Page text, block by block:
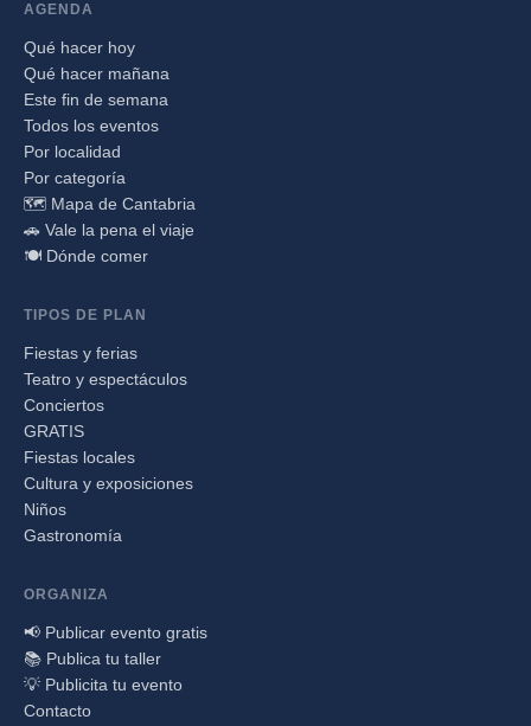
AGENDA
Qué hacer hoy
Qué hacer mañana
Este fin de semana
Todos los eventos
Por localidad
Por categoría
🗺️ Mapa de Cantabria
🚗 Vale la pena el viaje
🍽️ Dónde comer
TIPOS DE PLAN
Fiestas y ferias
Teatro y espectáculos
Conciertos
GRATIS
Fiestas locales
Cultura y exposiciones
Niños
Gastronomía
ORGANIZA
📢 Publicar evento gratis
📚 Publica tu taller
💡 Publicita tu evento
Contacto